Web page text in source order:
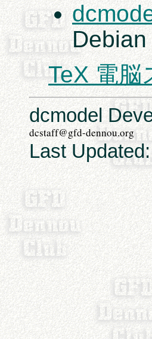
TeX 電脳
dcmodel
Last